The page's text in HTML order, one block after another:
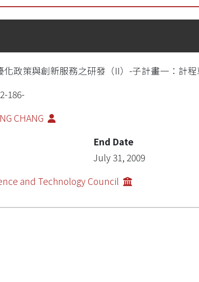
化政策與創新服務之研發（II）-子計畫一：計
186-
CHANG
End Date
July 31, 2009
and Technology Council